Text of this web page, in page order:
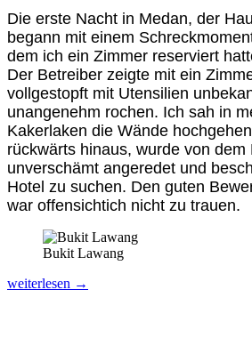
Die erste Nacht in Medan, der
begann mit einem
dem ich ein Zimmer reserviert
Der Betreiber zeigte mit ein
vollgestopft mit Utensilien
unangenehm rochen. Ich sah in
Kakerlaken die Wände
rückwärts hinaus, wurde von dem
unverschämt angeredet und
Hotel zu suchen. Den guten
war offensichtich nicht zu trauen.
Bukit Lawang
Halbwilde
weiterlesen →